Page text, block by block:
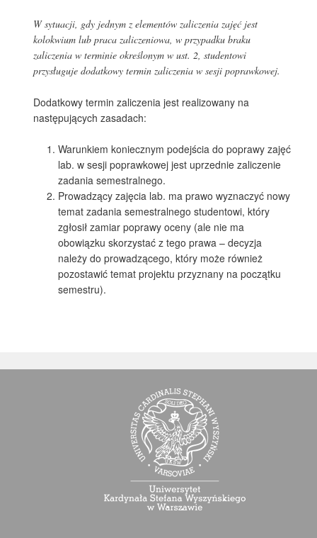
W sytuacji, gdy jednym z elementów zaliczenia zajęć jest
kolokwium lub praca zaliczeniowa, w przypadku braku
zaliczenia w terminie określonym w ust. 2, studentowi
przysługuje dodatkowy termin zaliczenia w sesji poprawkowej.
Dodatkowy termin zaliczenia jest realizowany na
następujących zasadach:
Warunkiem koniecznym podejścia do poprawy zajęć
lab. w sesji poprawkowej jest uprzednie zaliczenie
zadania semestralnego.
Prowadzący zajęcia lab. ma prawo wyznaczyć nowy
temat zadania semestralnego studentowi, który
zgłosił zamiar poprawy oceny (ale nie ma
obowiązku skorzystać z tego prawa – decyzja
należy do prowadzącego, który może również
pozostawić temat projektu przyznany na początku
semestru).